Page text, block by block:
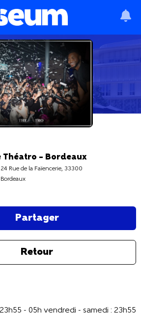
Théatro – Bordeaux
24 Rue de la Faïencerie, 33300
Bordeaux
Partager
Retour
- 05h vendredi - samedi : 23h55